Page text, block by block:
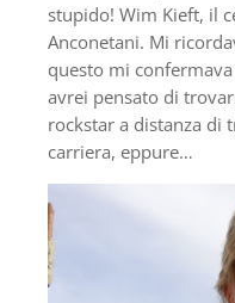
stupido! Wim Kieft, il
Anconetani. Mi
questo mi
avrei pensato di
rockstar a distanza di
carriera, eppure…